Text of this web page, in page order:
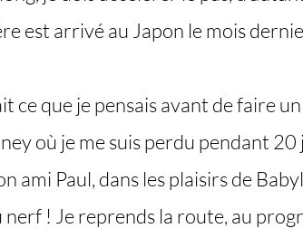
est arrivé au Japon le mois
ce que je pensais avant de faire
où je me suis perdu pendant 20
ami Paul, dans les plaisirs de
nerf ! Je reprends la route, au